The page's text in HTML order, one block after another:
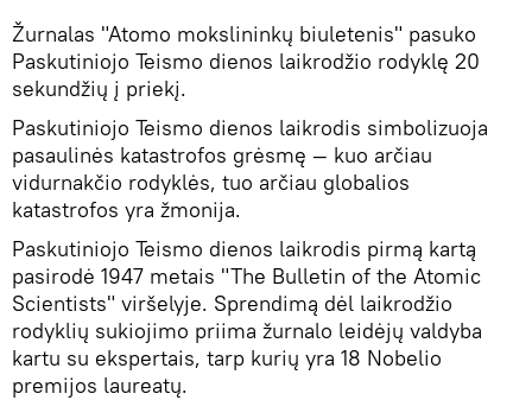
Žurnalas "Atomo mokslininkų biuletenis" pasuko
Paskutiniojo Teismo dienos laikrodžio rodyklę 20
sekundžių į priekį.
Paskutiniojo Teismo dienos laikrodis simbolizuoja
pasaulinės katastrofos grėsmę — kuo arčiau
vidurnakčio rodyklės, tuo arčiau globalios
katastrofos yra žmonija.
Paskutiniojo Teismo dienos laikrodis pirmą kartą
pasirodė 1947 metais "The Bulletin of the Atomic
Scientists" viršelyje. Sprendimą dėl laikrodžio
rodyklių sukiojimo priima žurnalo leidėjų valdyba
kartu su ekspertais, tarp kurių yra 18 Nobelio
premijos laureatų.